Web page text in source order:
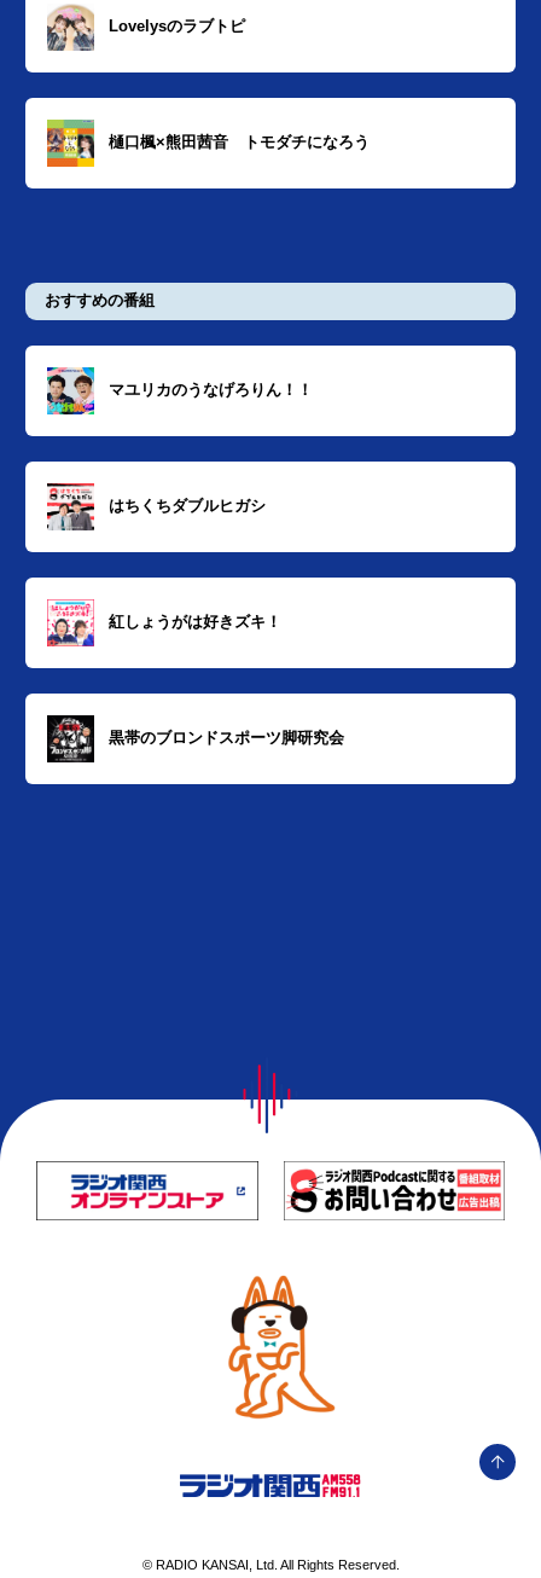
Lovelysのラブトピ
樋口楓×熊田茜音 トモダチになろう
おすすめの番組
マユリカのうなげろりん！！
はちくちダブルヒガシ
紅しょうがは好きズキ！
黒帯のブロンドスポーツ脚研究会
© RADIO KANSAI, Ltd. All Rights Reserved.